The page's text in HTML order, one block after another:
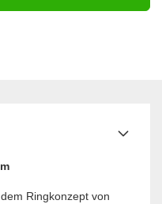
Ringkonzept von